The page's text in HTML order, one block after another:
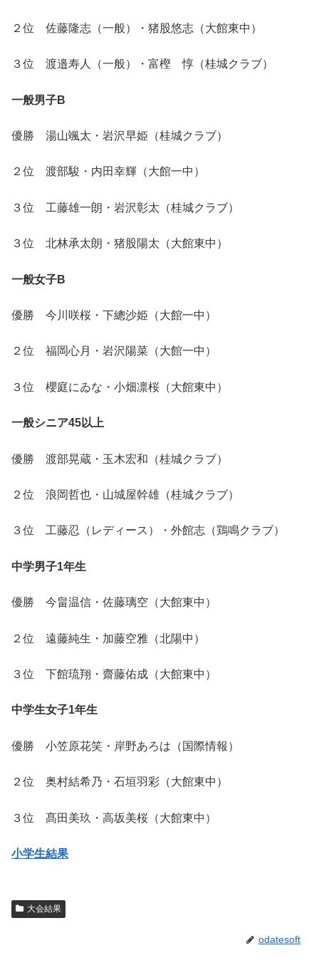
２位 佐藤隆志（一般）・猪股悠志（大館東中）
３位 渡邉寿人（一般）・富樫 惇（桂城クラブ）
一般男子B
優勝 湯山颯太・岩沢早姫（桂城クラブ）
２位 渡部駿・内田幸輝（大館一中）
３位 工藤雄一朗・岩沢彰太（桂城クラブ）
３位 北林承太朗・猪股陽太（大館東中）
一般女子B
優勝 今川咲桜・下總沙姫（大館一中）
２位 福岡心月・岩沢陽菜（大館一中）
３位 櫻庭にゐな・小畑凛桜（大館東中）
一般シニア45以上
優勝 渡部晃蔵・玉木宏和（桂城クラブ）
２位 浪岡哲也・山城屋幹雄（桂城クラブ）
３位 工藤忍（レディース）・外館志（鶏鳴クラブ）
中学男子1年生
優勝 今畠温信・佐藤璃空（大館東中）
２位 遠藤純生・加藤空雅（北陽中）
３位 下館琉翔・齋藤佑成（大館東中）
中学生女子1年生
優勝 小笠原花笑・岸野あろは（国際情報）
２位 奥村結希乃・石垣羽彩（大館東中）
３位 髙田美玖・高坂美桜（大館東中）
小学生結果
大会結果
odatesoft